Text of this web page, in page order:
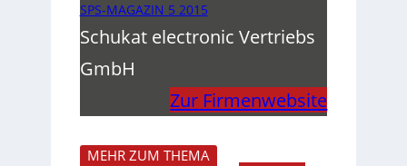
SPS-MAGAZIN 5 2015
Schukat electronic Vertriebs
GmbH
Zur Firmenwebsite
MEHR ZUM THEMA